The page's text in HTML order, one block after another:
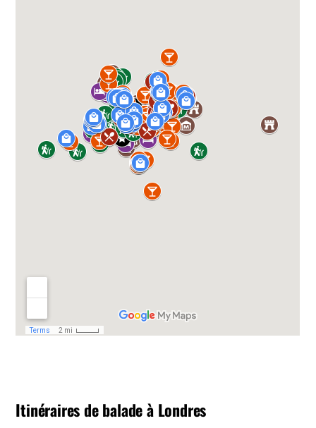
Itinéraires de balade à Londres